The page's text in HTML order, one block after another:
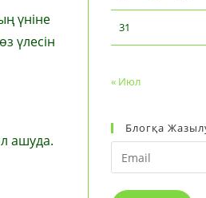
үніне
үлесін
ашуда.
31
« Июл
Блогқа
Email